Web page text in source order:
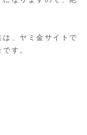
、ヤミ金サイトで
す。